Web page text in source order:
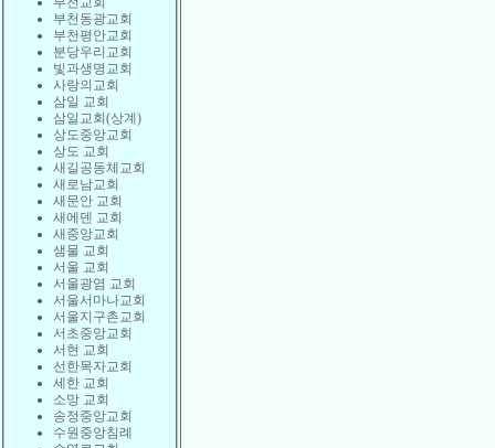
부천동광교회
부천평안교회
분당우리교회
빛과생명교회
사랑의교회
삼일 교회
삼일교회(상계)
상도중앙교회
상도 교회
새길공동체교회
새로남교회
새문안 교회
새에덴 교회
새중앙교회
샘물 교회
서울 교회
서울광염 교회
서울서마나교회
서울지구촌교회
서초중앙교회
서현 교회
선한목자교회
세한 교회
소망 교회
송정중앙교회
수원중앙침례